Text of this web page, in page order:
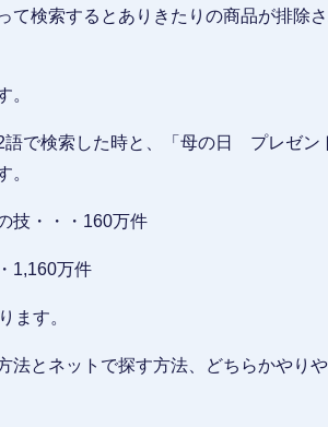
て検索するとありきたりの商品が排除
。
語で検索した時と、「母の日 プレゼ
。
技・・・160万件
1,160万件
ます。
法とネットで探す方法、どちらかやり